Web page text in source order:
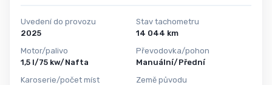
Uvedení do provozu
2025
Motor/palivo
1,5 l/75 kw/Nafta
Karoserie/počet míst
Stav tachometru
14 044 km
Převodovka/pohon
Manuální/Přední
Země původu